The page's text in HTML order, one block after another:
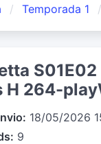
Temporada 1
S01E02
H 264-
18/05/2026
9